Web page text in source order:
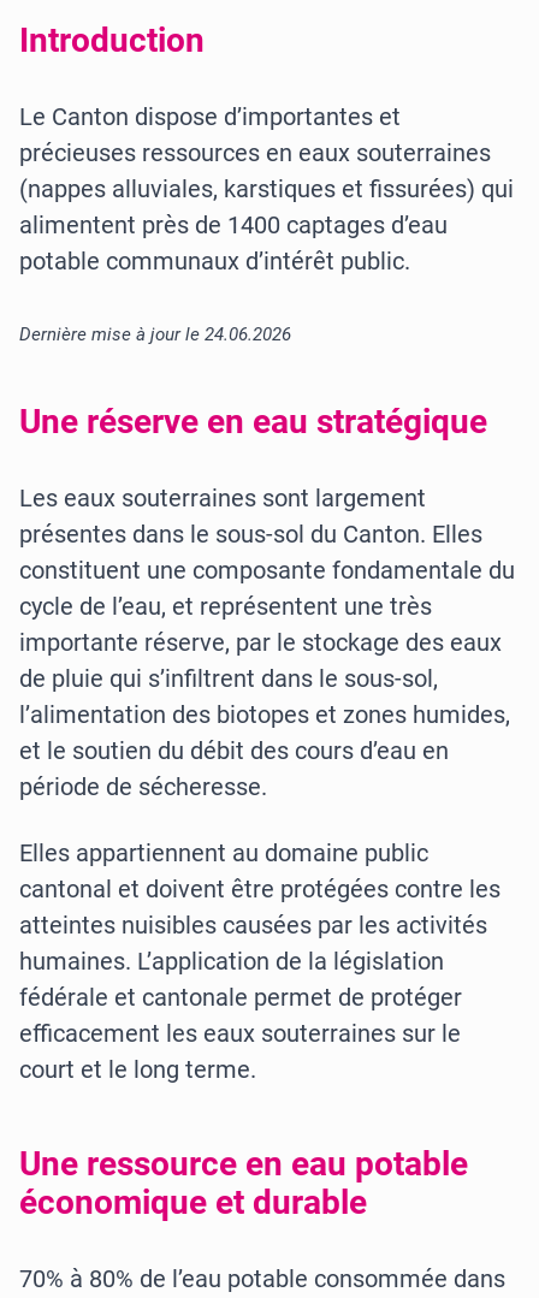
Introduction
Le Canton dispose d’importantes et
précieuses ressources en eaux souterraines
(nappes alluviales, karstiques et fissurées) qui
alimentent près de 1400 captages d’eau
potable communaux d’intérêt public.
Dernière mise à jour le 24.06.2026
Une réserve en eau stratégique
Les eaux souterraines sont largement
présentes dans le sous-sol du Canton. Elles
constituent une composante fondamentale du
cycle de l’eau, et représentent une très
importante réserve, par le stockage des eaux
de pluie qui s’infiltrent dans le sous-sol,
l’alimentation des biotopes et zones humides,
et le soutien du débit des cours d’eau en
période de sécheresse.
Elles appartiennent au domaine public
cantonal et doivent être protégées contre les
atteintes nuisibles causées par les activités
humaines. L’application de la législation
fédérale et cantonale permet de protéger
efficacement les eaux souterraines sur le
court et le long terme.
Une ressource en eau potable
économique et durable
70% à 80% de l’eau potable consommée dans